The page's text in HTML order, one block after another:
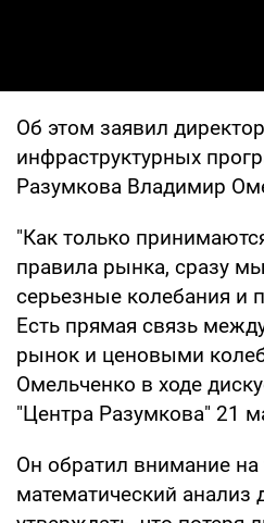
Об этом заявил
инфраструктурных
Разумкова Владимир
"Как только
правила рынка, сразу
серьезные колебания и
Есть прямая связь
рынок и ценовыми
Омельченко в ходе
"Центра Разумкова" 21
Он обратил внимание
математический анализ